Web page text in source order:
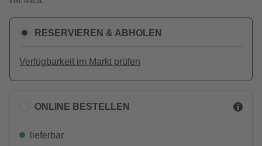
RESERVIEREN & ABHOLEN
Verfügbarkeit im Markt prüfen
ONLINE BESTELLEN
lieferbar